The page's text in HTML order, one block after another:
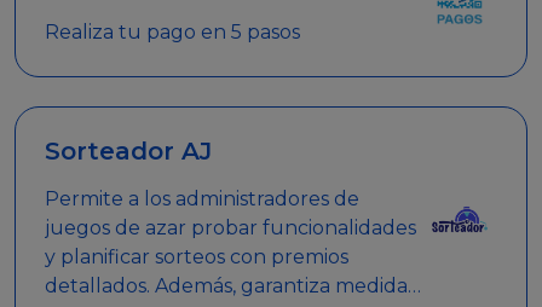
Realiza tu pago en 5 pasos
Sorteador AJ
Permite a los administradores de
juegos de azar probar funcionalidades
y planificar sorteos con premios
detallados. Además, garantiza medidas